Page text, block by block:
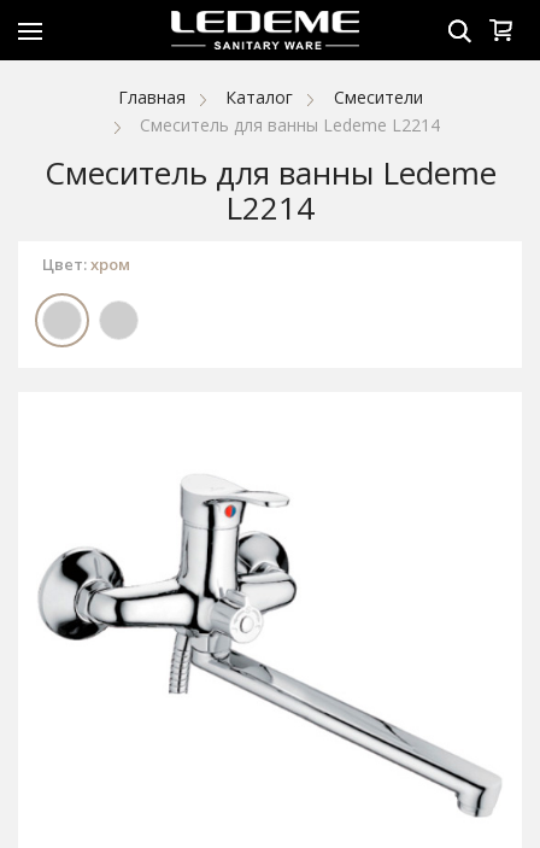
Главная Каталог
Смесители
Смеситель для ванны Ledeme L2214
Смеситель для ванны Ledeme
L2214
Цвет:хром